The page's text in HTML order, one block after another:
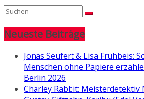
Neueste Beiträge
Jonas Seufert & Lisa Frühbeis:
Menschen ohne Papiere
Berlin 2026
Charley Rabbit: Meisterdetektiv